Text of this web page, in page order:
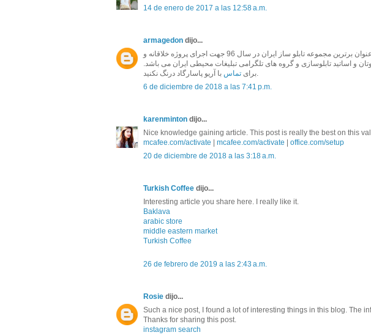
14 de enero de 2017 a las 12:58 a.m.
armagedon dijo...
و نمای ساختمان آریو پاسارگاد به عنوان برترین مجموعه تابلو ساز ایران در سال 96 جهت اجرای پروژه خلاقانه و
و اساتید تابلوسازی و گروه های تلگرامی تبلیغات محیطی ایران می باشد.
برای تماس
با آریو پاسارگاد درنگ نکنید.
6 de diciembre de 2018 a las 7:41 p.m.
karenminton dijo...
Nice knowledge gaining article. This post is really the best on this
mcafee.com/activate
mcafee.com/activate
office.com/setup
20 de diciembre de 2018 a las 3:18 a.m.
Turkish Coffee dijo...
Interesting article you share here. I really like it.
Baklava
arabic store
middle eastern market
Turkish Coffee
26 de febrero de 2019 a las 2:43 a.m.
Rosie dijo...
Such a nice post, I found a lot of interesting things in this blog. The
Thanks for sharing this post.
instagram search